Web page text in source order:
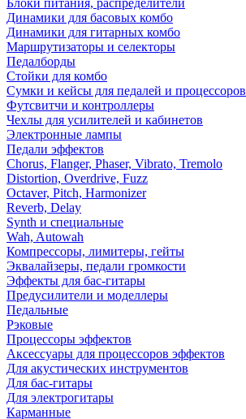
Блоки питания, распределители
Динамики для басовых комбо
Динамики для гитарных комбо
Маршрутизаторы и селекторы
Педалборды
Стойки для комбо
Сумки и кейсы для педалей и процессоров
Футсвитчи и контроллеры
Чехлы для усилителей и кабинетов
Электронные лампы
Педали эффектов
Chorus, Flanger, Phaser, Vibrato, Tremolo
Distortion, Overdrive, Fuzz
Octaver, Pitch, Harmonizer
Reverb, Delay
Synth и специальные
Wah, Autowah
Компрессоры, лимитеры, гейты
Эквалайзеры, педали громкости
Эффекты для бас-гитары
Предусилители и моделлеры
Педальные
Рэковые
Процессоры эффектов
Аксессуары для процессоров эффектов
Для акустических инструментов
Для бас-гитары
Для электрогитары
Карманные